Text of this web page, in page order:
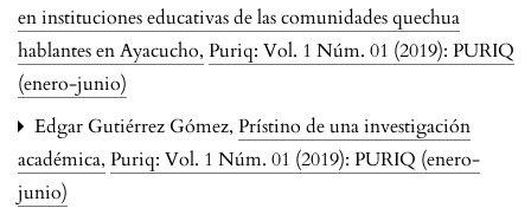
en instituciones educativas de las comunidades quechua
hablantes en Ayacucho, Puriq: Vol. 1 Núm. 01 (2019): PURIQ
(enero-junio)
Edgar Gutiérrez Gómez, Prístino de una investigación
académica, Puriq: Vol. 1 Núm. 01 (2019): PURIQ (enero-
junio)